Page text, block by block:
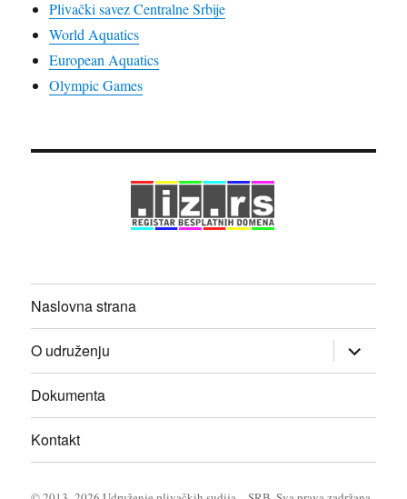
Plivački savez Centralne Srbije
World Aquatics
European Aquatics
Olympic Games
Naslovna strana
O udruženju proširi
izbornik
dete
Dokumenta
Kontakt